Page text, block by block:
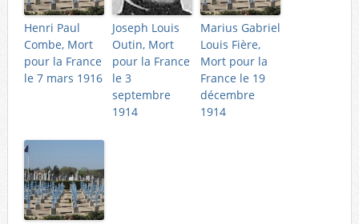
Henri Paul
Combe, Mort
pour la France
le 7 mars 1916
Joseph Louis
Outin, Mort
pour la France
le 3
septembre
1914
Marius Gabriel
Louis Fière,
Mort pour la
France le 19
décembre
1914